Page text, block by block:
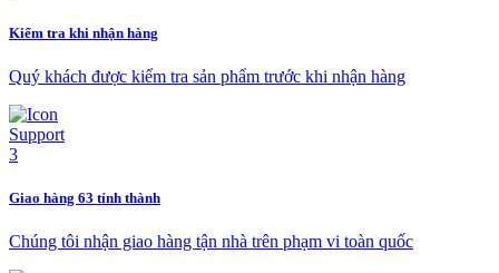
Kiểm tra khi nhận hàng
Quý khách được kiểm tra sản phẩm trước khi nhận hàng
Giao hàng 63 tỉnh thành
Chúng tôi nhận giao hàng tận nhà trên phạm vi toàn quốc